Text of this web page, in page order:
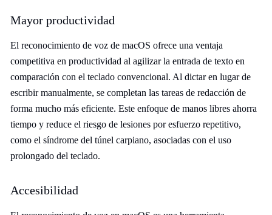
Mayor productividad
El reconocimiento de voz de macOS ofrece una ventaja
competitiva en productividad al agilizar la entrada de texto en
comparación con el teclado convencional. Al dictar en lugar de
escribir manualmente, se completan las tareas de redacción de
forma mucho más eficiente. Este enfoque de manos libres ahorra
tiempo y reduce el riesgo de lesiones por esfuerzo repetitivo,
como el síndrome del túnel carpiano, asociadas con el uso
prolongado del teclado.
Accesibilidad